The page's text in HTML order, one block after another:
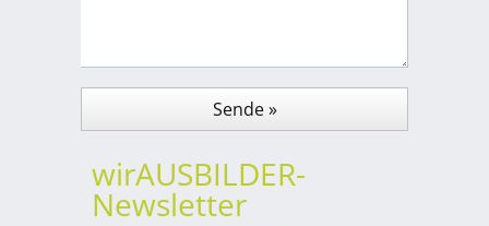
wirAUSBILDER-
Newsletter